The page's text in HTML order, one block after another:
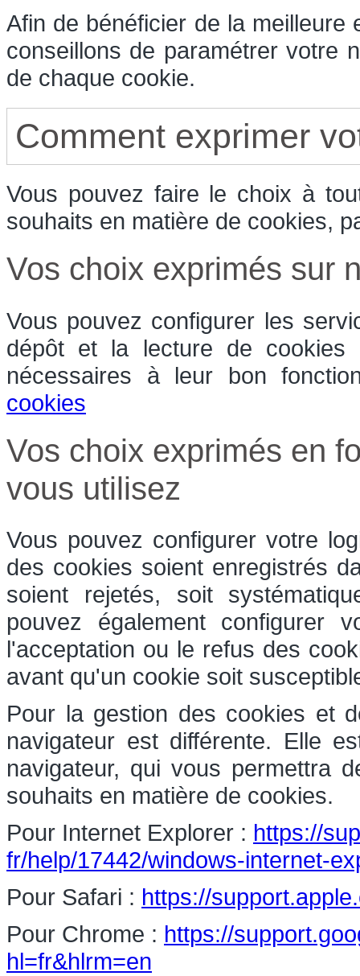
Afin de bénéficier de la meilleure
conseillons de paramétrer votre
de chaque cookie.
Comment exprimer
Vous pouvez faire le choix à
souhaits en matière de cookies,
Vos choix exprimés sur
Vous pouvez configurer les
dépôt et la lecture de cookies
nécessaires à leur bon
cookies
Vos choix exprimés en
vous utilisez
Vous pouvez configurer votre
des cookies soient enregistrés
soient rejetés, soit
pouvez également configurer
l'acceptation ou le refus des
avant qu'un cookie soit
Pour la gestion des cookies et
navigateur est différente. Elle
navigateur, qui vous permettra
souhaits en matière de cookies.
Pour Internet Explorer : https://
fr/help/17442/windows-internet-
Pour Safari : https://
Pour Chrome : https://
hl=fr&hlrm=en